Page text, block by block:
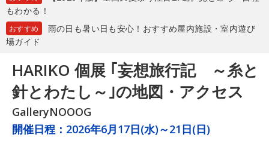
もわかる！
おすすめ
雨の日も暑い日も安心！おすすめ屋内施設・室内遊び
場ガイド
HARIKO 個展 ｢妄想旅行記 ～糸と
針とわたし～｣の地図・アクセス
GalleryNOOOG
開催日程： 2026年6月17日(水)～21日(日)